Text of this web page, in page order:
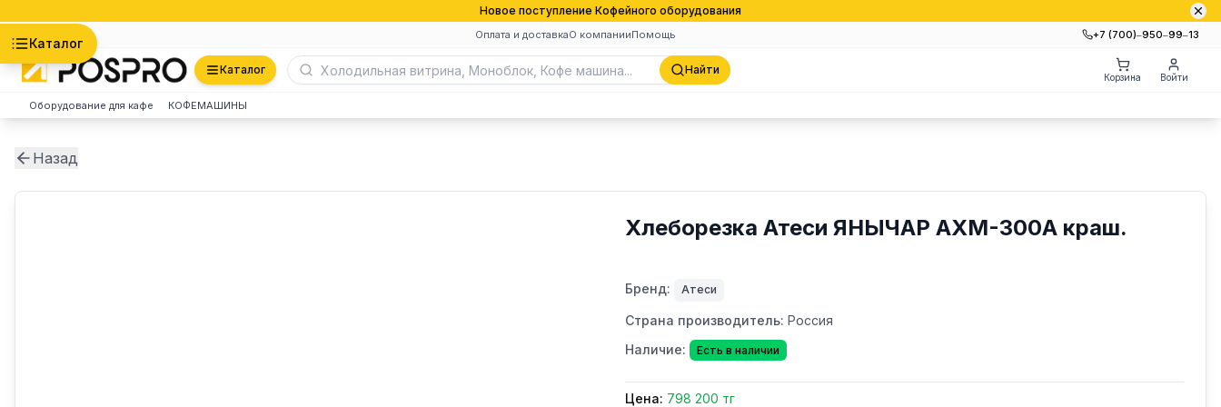
Новое поступление Кофейного оборудования
Оплата и доставкаО компанииПомощь +7 (700)‒950‒99‒13
Каталог
Каталог Найти
Корзина Войти
Оборудование для кафе КОФЕМАШИНЫ
Назад
Хлеборезка Атеси ЯНЫЧАР АХМ-300А краш.
Бренд: Атеси
Страна производитель: Россия
Наличие:
Есть в наличии
Цена: 798 200 тг